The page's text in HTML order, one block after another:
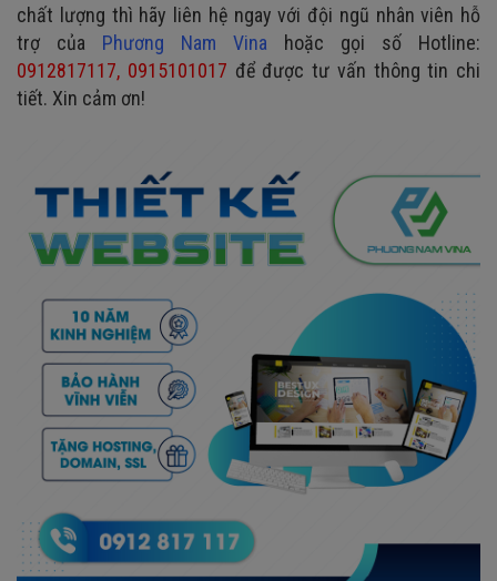
chất lượng thì hãy liên hệ ngay với đội ngũ nhân viên hỗ
trợ của Phương Nam Vina hoặc gọi số Hotline:
0912817117, 0915101017 để được tư vấn thông tin chi
tiết. Xin cảm ơn!